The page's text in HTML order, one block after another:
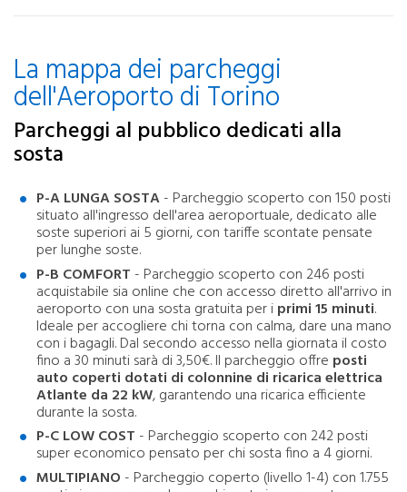
La mappa dei parcheggi
dell'Aeroporto di Torino
Parcheggi al pubblico dedicati alla
sosta
P-A LUNGA SOSTA- Parcheggio scoperto con 150 posti
situato all'ingresso dell'area aeroportuale, dedicato alle
soste superiori ai 5 giorni, con tariffe scontate pensate
per lunghe soste.
P-B COMFORT - Parcheggio scoperto con 246 posti
acquistabile sia online che con accesso diretto all'arrivo in
aeroporto con una sosta gratuita per iprimi 15 minuti.
Ideale per accogliere chi torna con calma, dare una mano
con i bagagli. Dal secondo accesso nella giornata il costo
fino a 30 minuti sarà di 3,50€. Il parcheggio offre posti
auto coperti dotati di colonnine di ricarica elettrica
Atlante da 22 kW, garantendo una ricarica efficiente
durante la sosta.
P-C LOW COST - Parcheggio scoperto con 242 posti
super economico pensato per chi sosta fino a 4 giorni.
MULTIPIANO - Parcheggio coperto (livello 1-4) con 1.755